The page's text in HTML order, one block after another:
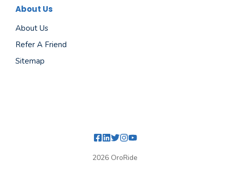
About Us
About Us
Refer A Friend
Sitemap
2026 OroRide